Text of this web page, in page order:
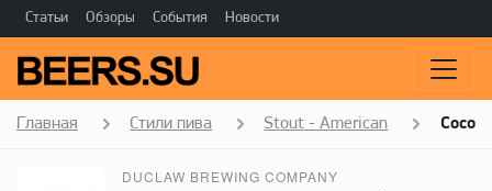
Статьи Обзоры События Новости
Главная Стили пива Stout - American
DUCLAW BREWING COMPANY